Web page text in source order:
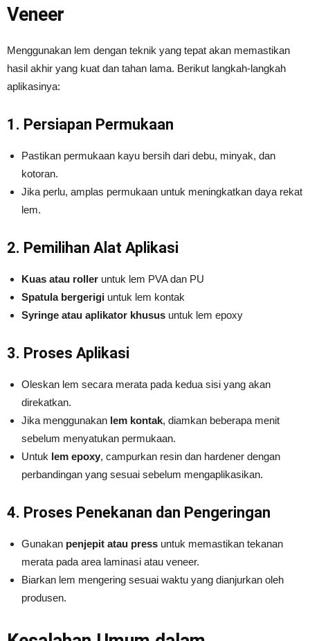
Veneer
Menggunakan lem dengan teknik yang tepat akan memastikan
hasil akhir yang kuat dan tahan lama. Berikut langkah-langkah
aplikasinya:
1. Persiapan Permukaan
Pastikan permukaan kayu bersih dari debu, minyak, dan
kotoran.
Jika perlu, amplas permukaan untuk meningkatkan daya rekat
lem.
2. Pemilihan Alat Aplikasi
Kuas atau roller untuk lem PVA dan PU
Spatula bergerigi untuk lem kontak
Syringe atau aplikator khusus untuk lem epoxy
3. Proses Aplikasi
Oleskan lem secara merata pada kedua sisi yang akan
direkatkan.
Jika menggunakan lem kontak, diamkan beberapa menit
sebelum menyatukan permukaan.
Untuk lem epoxy, campurkan resin dan hardener dengan
perbandingan yang sesuai sebelum mengaplikasikan.
4. Proses Penekanan dan Pengeringan
Gunakan penjepit atau press untuk memastikan tekanan
merata pada area laminasi atau veneer.
Biarkan lem mengering sesuai waktu yang dianjurkan oleh
produsen.